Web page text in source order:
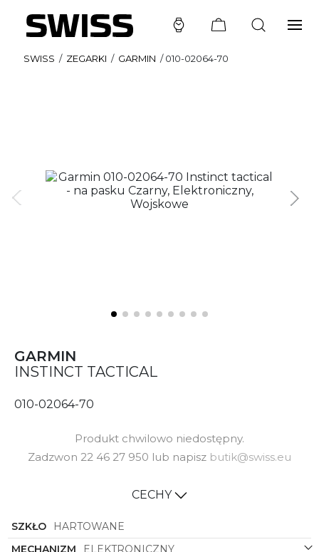
SWISS / ZEGARKI / GARMIN /010-02064-70
GARMIN
INSTINCT TACTICAL
010-02064-70
Produkt chwilowo niedostępny.
Zadzwon 22 46 27 950 lub napisz butik@swiss.eu
CECHY
SZKŁO
HARTOWANE
MECHANIZM
ELEKTRONICZNY